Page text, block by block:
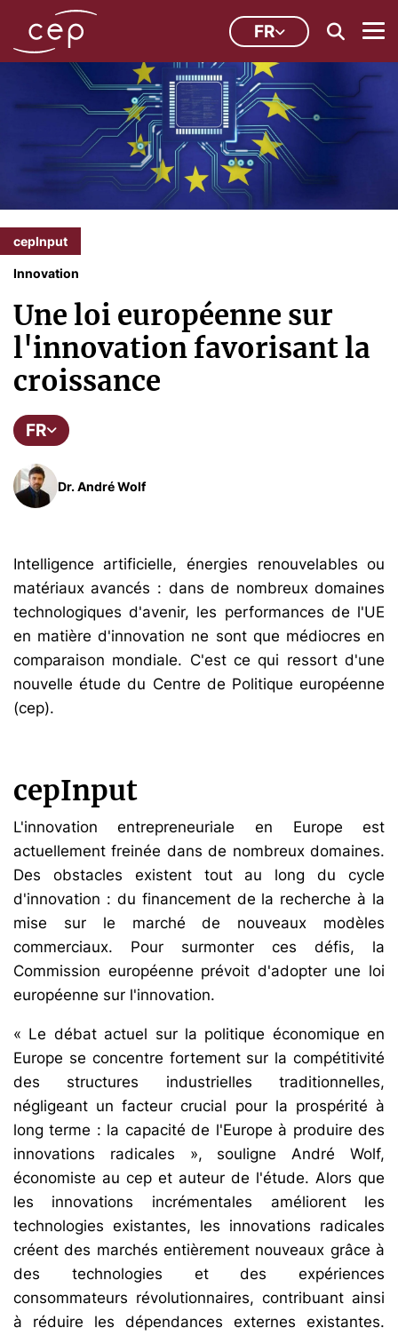
FR
cepInput
Innovation
Une loi européenne sur
l'innovation favorisant la
croissance
FR
Dr. André Wolf
Intelligence artificielle, énergies renouvelables ou
matériaux avancés : dans de nombreux domaines
technologiques d'avenir, les performances de l'UE
en matière d'innovation ne sont que médiocres en
comparaison mondiale. C'est ce qui ressort d'une
nouvelle étude du Centre de Politique européenne
(cep).
cepInput
L'innovation entrepreneuriale en Europe est
actuellement freinée dans de nombreux domaines.
Des obstacles existent tout au long du cycle
d'innovation : du financement de la recherche à la
mise sur le marché de nouveaux modèles
commerciaux. Pour surmonter ces défis, la
Commission européenne prévoit d'adopter une loi
européenne sur l'innovation.
« Le débat actuel sur la politique économique en
Europe se concentre fortement sur la compétitivité
des structures industrielles traditionnelles,
négligeant un facteur crucial pour la prospérité à
long terme : la capacité de l'Europe à produire des
innovations radicales », souligne André Wolf,
économiste au cep et auteur de l'étude. Alors que
les innovations incrémentales améliorent les
technologies existantes, les innovations radicales
créent des marchés entièrement nouveaux grâce à
des technologies et des expériences
consommateurs révolutionnaires, contribuant ainsi
à réduire les dépendances externes existantes.